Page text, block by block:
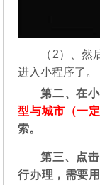
（2）、
进入小程序了。
第二、在
型与城市（一
索。
第三、点击
行办理，需要